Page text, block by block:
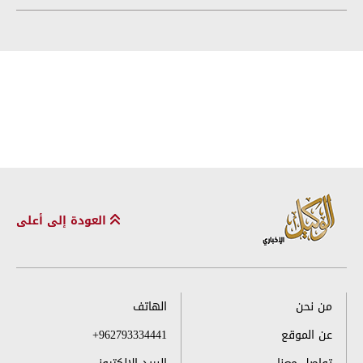
العودة إلى أعلى
من نحن
عن الموقع
الهاتف
+962793334441